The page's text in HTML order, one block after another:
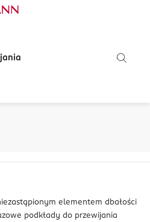
elementem dbałości
podkłady do przewijania